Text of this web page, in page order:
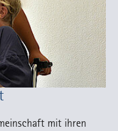
mit ihren